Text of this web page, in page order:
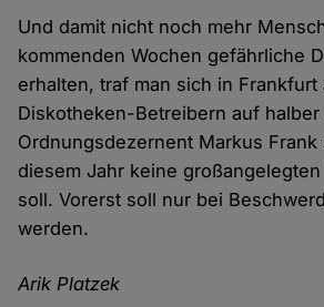
Und damit nicht noch mehr
kommenden Wochen gefährliche
erhalten, traf man sich in Frankfurt
Diskotheken-Betreibern auf halber
Ordnungsdezernent Markus
diesem Jahr keine
soll. Vorerst soll nur bei
werden.
Arik Platzek